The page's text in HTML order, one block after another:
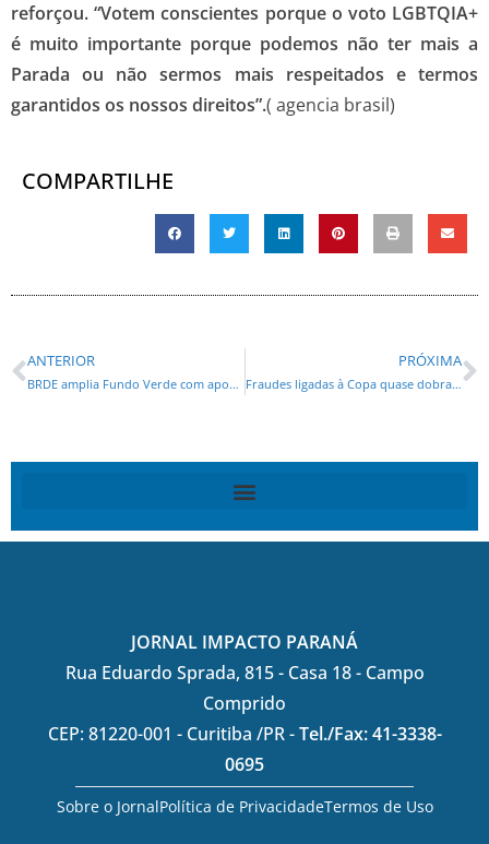
reforçou. “Votem conscientes porque o voto LGBTQIA+
é muito importante porque podemos não ter mais a
Parada ou não sermos mais respeitados e termos
garantidos os nossos direitos”.( agencia brasil)
COMPARTILHE
ANTERIOR
BRDE amplia Fundo Verde com aporte de R$ 3,6 milhões para projetos no Paraná
PRÓXIMA
Fraudes ligadas à Copa quase dobram e acendem alerta para 2026
JORNAL IMPACTO PARANÁ
Rua Eduardo Sprada, 815 - Casa 18 - Campo
Comprido
CEP: 81220-001 - Curitiba /PR -Tel./Fax: 41-3338-
0695
Sobre o JornalPolítica de PrivacidadeTermos de Uso